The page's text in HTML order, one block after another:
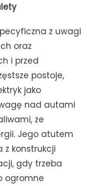
z uwagi
oraz
i przed
postoje,
jako
nad autami
że
Jego atutem
z konstrukcji
gdy trzeba
ogromne